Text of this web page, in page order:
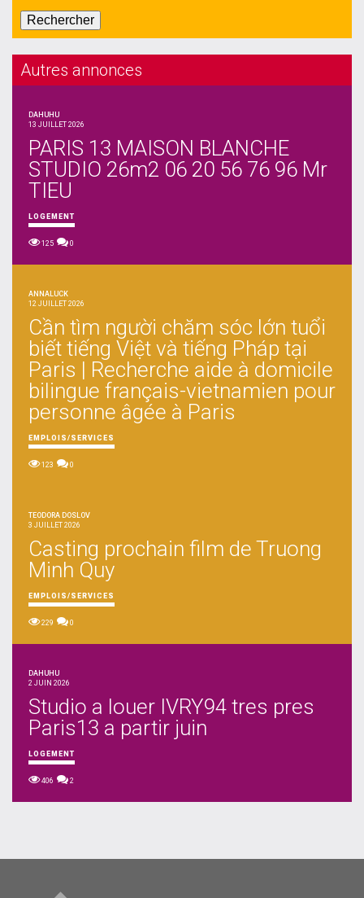
Autres annonces
DAHUHU
13 JUILLET 2026
PARIS 13 MAISON BLANCHE
STUDIO 26m2 06 20 56 76 96 Mr
TIEU
LOGEMENT
125 0
ANNALUCK
12 JUILLET 2026
Cần tìm người chăm sóc lớn tuổi
biết tiếng Việt và tiếng Pháp tại
Paris | Recherche aide à domicile
bilingue français-vietnamien pour
personne âgée à Paris
EMPLOIS/SERVICES
123 0
TEODORA DOSLOV
3 JUILLET 2026
Casting prochain film de Truong
Minh Quy
EMPLOIS/SERVICES
229 0
DAHUHU
2 JUIN 2026
Studio a louer IVRY94 tres pres
Paris13 a partir juin
LOGEMENT
406 2